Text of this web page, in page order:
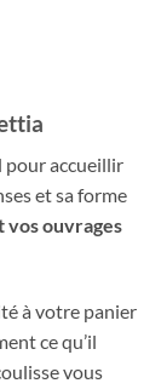
pour accueillir
et sa forme
ouvrages
à votre panier
ce qu’il
vous